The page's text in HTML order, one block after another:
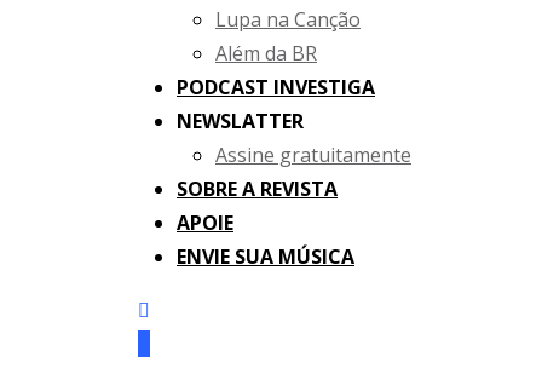
Lupa na Canção
Além da BR
PODCAST INVESTIGA
NEWSLATTER
Assine gratuitamente
SOBRE A REVISTA
APOIE
ENVIE SUA MÚSICA